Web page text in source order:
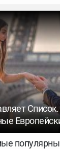
и не зря.
и
местом
И Сердца